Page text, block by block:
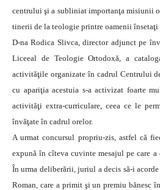
centrului şi a subliniat importanţa misiunii
tinerii de la teologie printre oamenii
D-na Rodica Slivca, director adjunct pe
Liceeal de Teologie Ortodoxă, a
activităţile organizate în cadrul Centrului
cu apariţia acestuia s-a activizat foarte
activităţi extra-curriculare, ceea ce le
învăţate în cadrul orelor.
A urmat concursul propriu-zis, astfel că
expună în cîteva cuvinte mesajul pe care
În urma deliberării, juriul a decis să-i
Roman, care a primit şi un premiu bănesc